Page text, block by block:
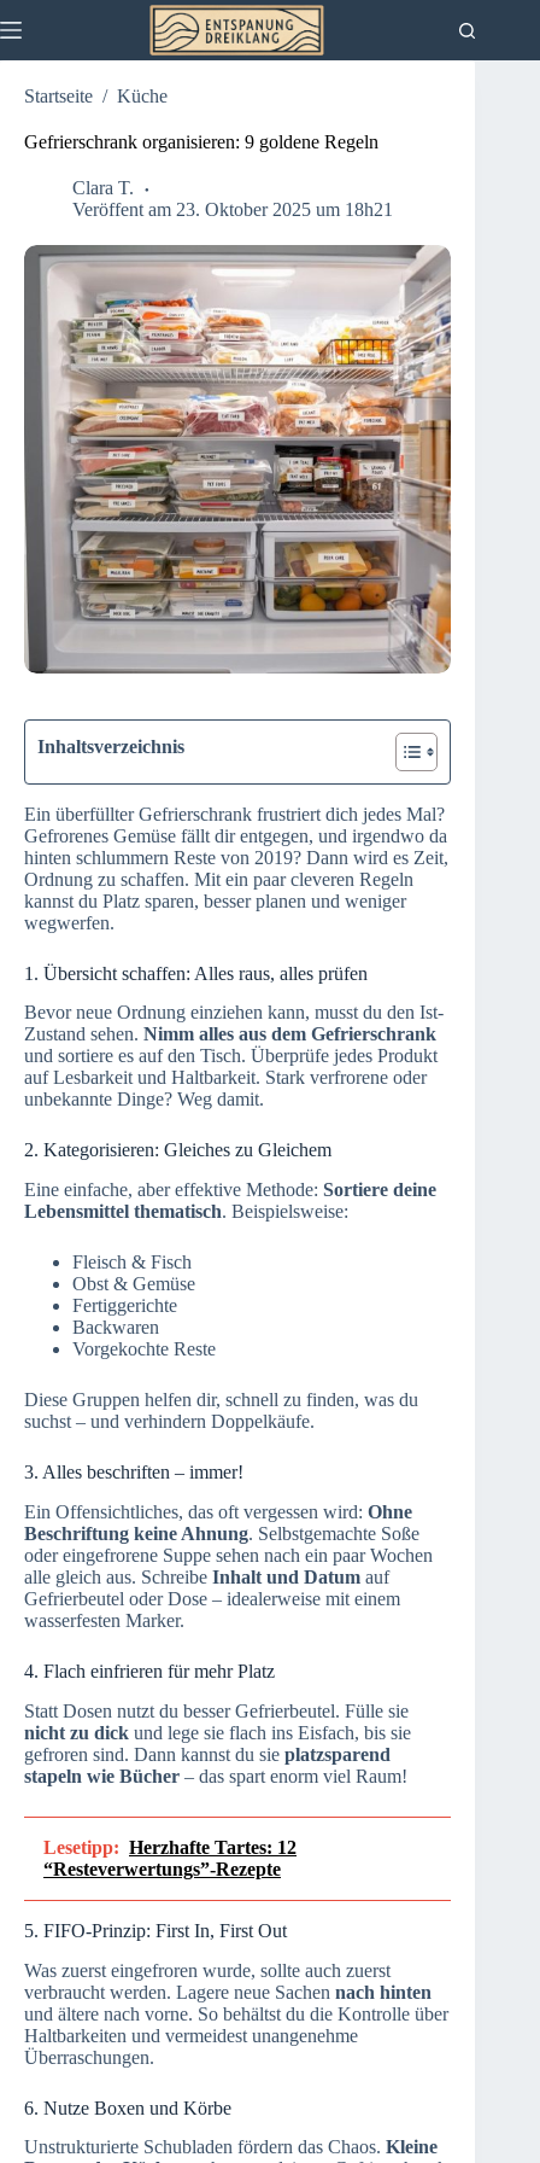
Inhalt
Startseite / Küche
Gefrierschrank organisieren: 9 goldene Regeln
Clara T.
Veröffent am 23. Oktober 2025 um 18h21
Inhaltsverzeichnis
Ein überfüllter Gefrierschrank frustriert dich jedes Mal?
Gefrorenes Gemüse fällt dir entgegen, und irgendwo da
hinten schlummern Reste von 2019? Dann wird es Zeit,
Ordnung zu schaffen. Mit ein paar cleveren Regeln
kannst du Platz sparen, besser planen und weniger
wegwerfen.
1. Übersicht schaffen: Alles raus, alles prüfen
Bevor neue Ordnung einziehen kann, musst du den Ist-
Zustand sehen. Nimm alles aus dem Gefrierschrank
und sortiere es auf den Tisch. Überprüfe jedes Produkt
auf Lesbarkeit und Haltbarkeit. Stark verfrorene oder
unbekannte Dinge? Weg damit.
2. Kategorisieren: Gleiches zu Gleichem
Eine einfache, aber effektive Methode: Sortiere deine
Lebensmittel thematisch. Beispielsweise:
Fleisch & Fisch
Obst & Gemüse
Fertiggerichte
Backwaren
Vorgekochte Reste
Diese Gruppen helfen dir, schnell zu finden, was du
suchst – und verhindern Doppelkäufe.
3. Alles beschriften – immer!
Ein Offensichtliches, das oft vergessen wird: Ohne
Beschriftung keine Ahnung. Selbstgemachte Soße
oder eingefrorene Suppe sehen nach ein paar Wochen
alle gleich aus. Schreibe Inhalt und Datum auf
Gefrierbeutel oder Dose – idealerweise mit einem
wasserfesten Marker.
4. Flach einfrieren für mehr Platz
Statt Dosen nutzt du besser Gefrierbeutel. Fülle sie
nicht zu dick und lege sie flach ins Eisfach, bis sie
gefroren sind. Dann kannst du sie platzsparend
stapeln wie Bücher – das spart enorm viel Raum!
Lesetipp: Herzhafte Tartes: 12
“Resteverwertungs”-Rezepte
5. FIFO-Prinzip: First In, First Out
Was zuerst eingefroren wurde, sollte auch zuerst
verbraucht werden. Lagere neue Sachen nach hinten
und ältere nach vorne. So behältst du die Kontrolle über
Haltbarkeiten und vermeidest unangenehme
Überraschungen.
6. Nutze Boxen und Körbe
Unstrukturierte Schubladen fördern das Chaos. Kleine